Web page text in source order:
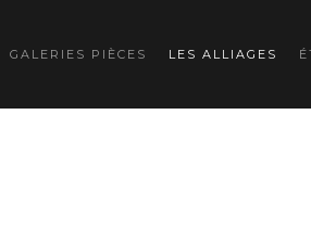
GALERIES PIÈCES LES ALLIAGES